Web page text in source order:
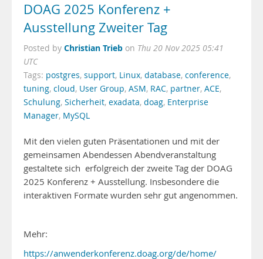
DOAG 2025 Konferenz +
Ausstellung Zweiter Tag
Posted by Christian Trieb on Thu 20 Nov 2025 05:41
UTC
Tags: postgres, support, Linux, database, conference,
tuning, cloud, User Group, ASM, RAC, partner, ACE,
Schulung, Sicherheit, exadata, doag, Enterprise
Manager, MySQL
Mit den vielen guten Präsentationen und mit der
gemeinsamen Abendessen Abendveranstaltung
gestaltete sich erfolgreich der zweite Tag der DOAG
2025 Konferenz + Ausstellung. Insbesondere die
interaktiven Formate wurden sehr gut angenommen.
Mehr:
https://anwenderkonferenz.doag.org/de/home/